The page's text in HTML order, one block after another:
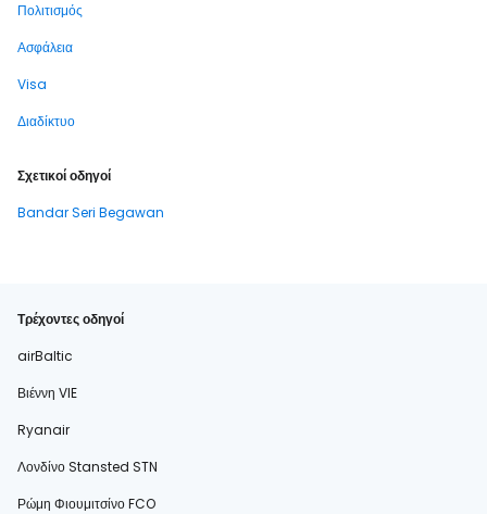
Πολιτισμός
Ασφάλεια
Visa
Διαδίκτυο
Σχετικοί οδηγοί
Bandar Seri Begawan
Τρέχοντες οδηγοί
airBaltic
Βιέννη VIE
Ryanair
Λονδίνο Stansted STN
Ρώμη Φιουμιτσίνο FCO